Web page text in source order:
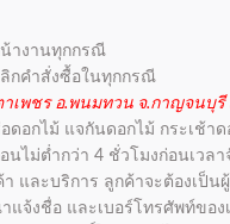
างานทุกกรณี
ลิกคำสั่งซื้อในทุกกรณี
พชร อ.พนมทวน จ.กาญจนบุรี
ดอกไม้ แจกันดอกไม้ กระเช้
นไม่ต่ำกว่า 4 ชั่วโมงก่อนเวล
และบริการ ลูกค้าจะต้องเป็
จ้งชื่อ และเบอร์โทรศัพท์ของ